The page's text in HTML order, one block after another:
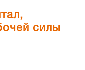
силы